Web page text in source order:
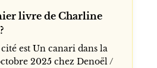
livre de Charline
est Un canari dans la
2025 chez Denoël /